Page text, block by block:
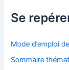
Se
Mode d’emploi
Sommaire